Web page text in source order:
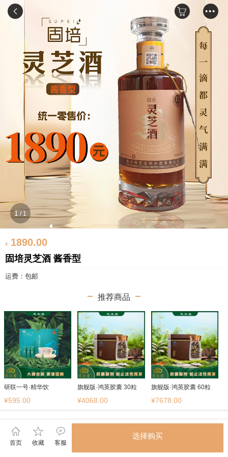
•••
1 / 1
¥ 1890.00
固培灵芝酒 酱香型
运费：包邮
推荐商品
研联一号·精华饮
¥595.00
旗舰版·鸿英胶囊 30粒
¥4068.00
旗舰版·鸿英胶囊 60粒
¥7678.00
首页 收藏 客服
选择购买